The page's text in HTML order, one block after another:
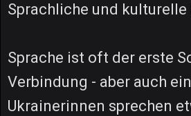
Sprachliche und kulturelle
Sprache ist oft der erste
Verbindung - aber auch
Ukrainerinnen sprechen